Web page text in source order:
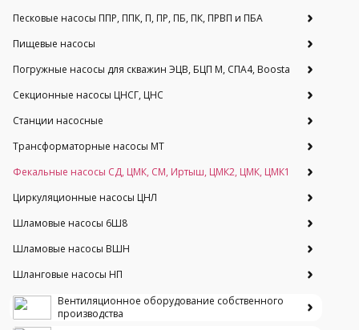
Песковые насосы ППР, ППК, П, ПР, ПБ, ПК, ПРВП и ПБА
Пищевые насосы
Погружные насосы для скважин ЭЦВ, БЦП М, СПА4, Boosta
Секционные насосы ЦНСГ, ЦНС
Станции насосные
Трансформаторные насосы МТ
Фекальные насосы СД, ЦМК, СМ, Иртыш, ЦМК2, ЦМК, ЦМК1
Циркуляционные насосы ЦНЛ
Шламовые насосы 6Ш8
Шламовые насосы ВШН
Шланговые насосы НП
Вентиляционное оборудование собственного
производства